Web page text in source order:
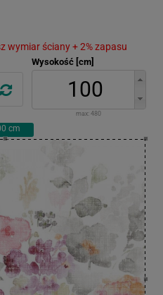
wymiar ściany + 2% zapasu
Wysokość [cm]
max: 480
cm